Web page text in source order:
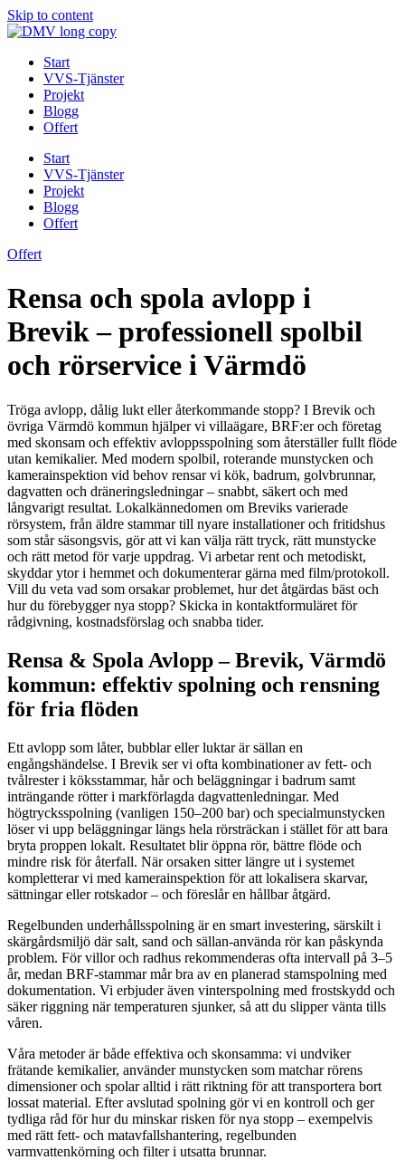
Skip to content
Start
VVS-Tjänster
Projekt
Blogg
Offert
Start
VVS-Tjänster
Projekt
Blogg
Offert
Offert
Rensa och spola avlopp i
Brevik – professionell spolbil
och rörservice i Värmdö
Tröga avlopp, dålig lukt eller återkommande stopp? I Brevik och
övriga Värmdö kommun hjälper vi villaägare, BRF:er och företag
med skonsam och effektiv avloppsspolning som återställer fullt flöde
utan kemikalier. Med modern spolbil, roterande munstycken och
kamerainspektion vid behov rensar vi kök, badrum, golvbrunnar,
dagvatten och dräneringsledningar – snabbt, säkert och med
långvarigt resultat. Lokalkännedomen om Breviks varierade
rörsystem, från äldre stammar till nyare installationer och fritidshus
som står säsongsvis, gör att vi kan välja rätt tryck, rätt munstycke
och rätt metod för varje uppdrag. Vi arbetar rent och metodiskt,
skyddar ytor i hemmet och dokumenterar gärna med film/protokoll.
Vill du veta vad som orsakar problemet, hur det åtgärdas bäst och
hur du förebygger nya stopp? Skicka in kontaktformuläret för
rådgivning, kostnadsförslag och snabba tider.
Rensa & Spola Avlopp – Brevik, Värmdö
kommun: effektiv spolning och rensning
för fria flöden
Ett avlopp som låter, bubblar eller luktar är sällan en
engångshändelse. I Brevik ser vi ofta kombinationer av fett- och
tvålrester i köksstammar, hår och beläggningar i badrum samt
inträngande rötter i markförlagda dagvattenledningar. Med
högtrycksspolning (vanligen 150–200 bar) och specialmunstycken
löser vi upp beläggningar längs hela rörsträckan i stället för att bara
bryta proppen lokalt. Resultatet blir öppna rör, bättre flöde och
mindre risk för återfall. När orsaken sitter längre ut i systemet
kompletterar vi med kamerainspektion för att lokalisera skarvar,
sättningar eller rotskador – och föreslår en hållbar åtgärd.
Regelbunden underhållsspolning är en smart investering, särskilt i
skärgårdsmiljö där salt, sand och sällan-använda rör kan påskynda
problem. För villor och radhus rekommenderas ofta intervall på 3–5
år, medan BRF-stammar mår bra av en planerad stamspolning med
dokumentation. Vi erbjuder även vinterspolning med frostskydd och
säker riggning när temperaturen sjunker, så att du slipper vänta tills
våren.
Våra metoder är både effektiva och skonsamma: vi undviker
frätande kemikalier, använder munstycken som matchar rörens
dimensioner och spolar alltid i rätt riktning för att transportera bort
lossat material. Efter avslutad spolning gör vi en kontroll och ger
tydliga råd för hur du minskar risken för nya stopp – exempelvis
med rätt fett- och matavfallshantering, regelbunden
varmvattenkörning och filter i utsatta brunnar.